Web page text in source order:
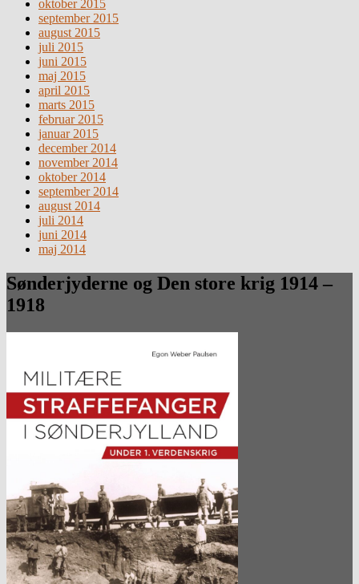
oktober 2015
september 2015
august 2015
juli 2015
juni 2015
maj 2015
april 2015
marts 2015
februar 2015
januar 2015
december 2014
november 2014
oktober 2014
september 2014
august 2014
juli 2014
juni 2014
maj 2014
Sønderjyderne og Den store krig 1914 –
1918